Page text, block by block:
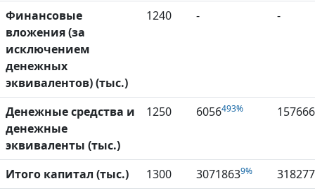
Финансовые
вложения (за
исключением
денежных
эквивалентов) (тыс.)
1240 - -
Денежные средства и
денежные
эквиваленты (тыс.)
1250 6056493% 157666
Итого капитал (тыс.) 1300 30718639%